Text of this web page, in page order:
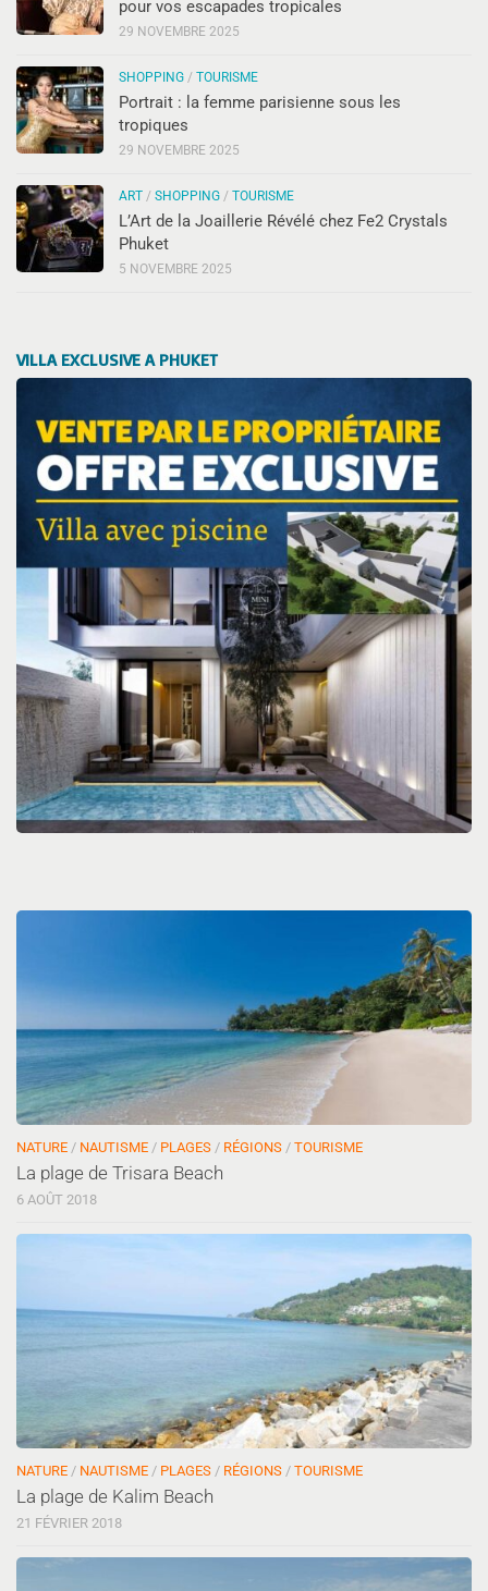
pour vos escapades tropicales
29 NOVEMBRE 2025
SHOPPING / TOURISME
Portrait : la femme parisienne sous les
tropiques
29 NOVEMBRE 2025
ART / SHOPPING / TOURISME
L’Art de la Joaillerie Révélé chez Fe2 Crystals
Phuket
5 NOVEMBRE 2025
VILLA EXCLUSIVE A PHUKET
NATURE / NAUTISME / PLAGES / RÉGIONS / TOURISME
La plage de Trisara Beach
6 AOÛT 2018
NATURE / NAUTISME / PLAGES / RÉGIONS / TOURISME
La plage de Kalim Beach
21 FÉVRIER 2018